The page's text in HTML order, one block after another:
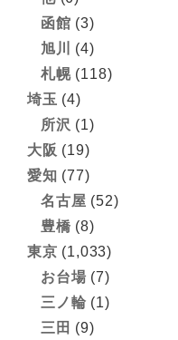
函館 (3)
旭川
(4)
札幌(118)
埼玉 (4)
所沢 (1)
大阪 (19)
愛知 (77)
名古屋 (52)
豊橋 (8)
東京 (1,033)
お台場 (7)
三ノ輪 (1)
三田 (9)